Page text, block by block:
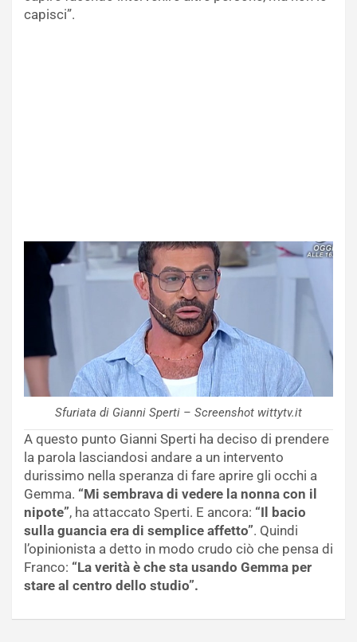
capisci”.
Sfuriata di Gianni Sperti – Screenshot wittytv.it
A questo punto Gianni Sperti ha deciso di prendere
la parola lasciandosi andare a un intervento
durissimo nella speranza di fare aprire gli occhi a
Gemma. “Mi sembrava di vedere la nonna con il
nipote”, ha attaccato Sperti. E ancora: “Il bacio
sulla guancia era di semplice affetto”. Quindi
l’opinionista a detto in modo crudo ciò che pensa di
Franco: “La verità è che sta usando Gemma per
stare al centro dello studio”.